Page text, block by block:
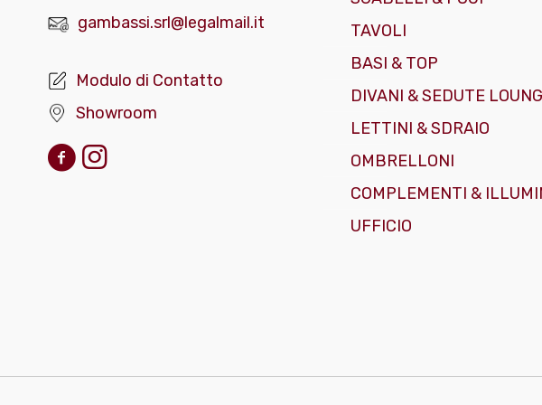
gambassi.srl@legalmail.it
Modulo di Contatto
Showroom
TAVOLI
BASI & TOP
DIVANI & SEDUTE
LETTINI & SDRAIO
OMBRELLONI
COMPLEMENTI &
UFFICIO